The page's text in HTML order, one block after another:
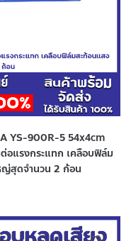
YS-900R-5 54x4cm
อแรงกระแทก เคลือบฟิล์ม
ญ่สุดจำนวน 2 ก้อน